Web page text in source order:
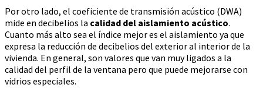
Por otro lado, el coeficiente de transmisión acústico (DWA)
mide en decibelios la calidad del aislamiento acústico.
Cuanto más alto sea el índice mejor es el aislamiento ya que
expresa la reducción de decibelios del exterior al interior de la
vivienda. En general, son valores que van muy ligados a la
calidad del perfil de la ventana pero que puede mejorarse con
vidrios especiales.